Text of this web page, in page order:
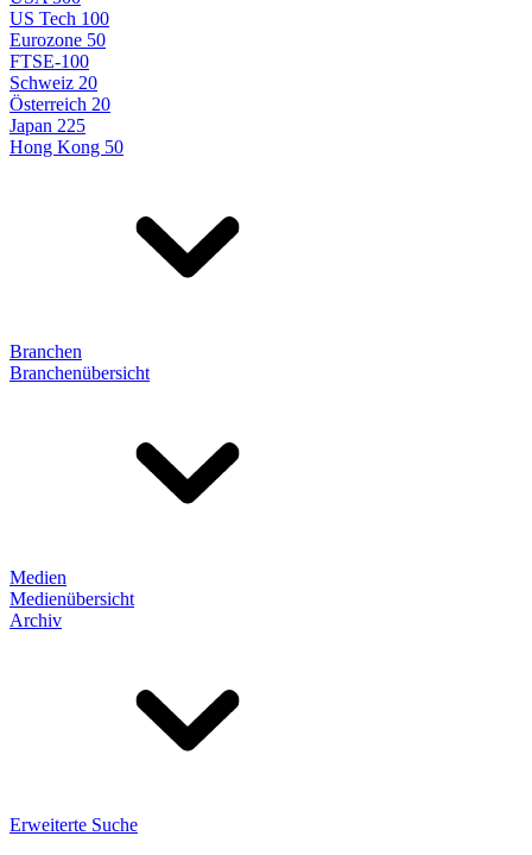
US Tech 100
Eurozone 50
FTSE-100
Schweiz 20
Österreich 20
Japan 225
Hong Kong 50
Branchen
Branchenübersicht
Medien
Medienübersicht
Archiv
Erweiterte Suche